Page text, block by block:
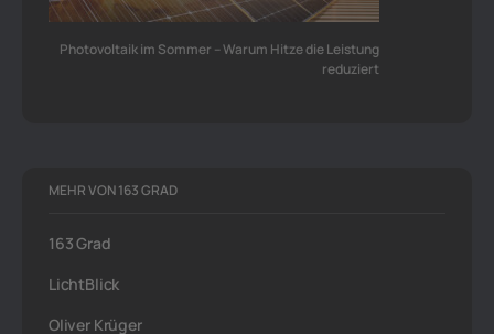
Photovoltaik im Sommer – Warum Hitze die Leistung
reduziert
MEHR VON 163 GRAD
163 Grad
LichtBlick
Oliver Krüger